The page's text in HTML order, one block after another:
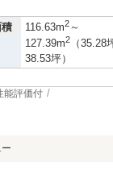
116.63m2～
127.39m2
（35.28
38.53坪）
能評価付